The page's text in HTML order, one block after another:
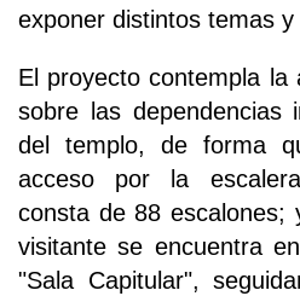
exponer distintos temas y
El proyecto contempla la
sobre las dependencias
del templo, de forma
acceso por la
consta de 88 escalones;
visitante se encuentra
"Sala Capitular",